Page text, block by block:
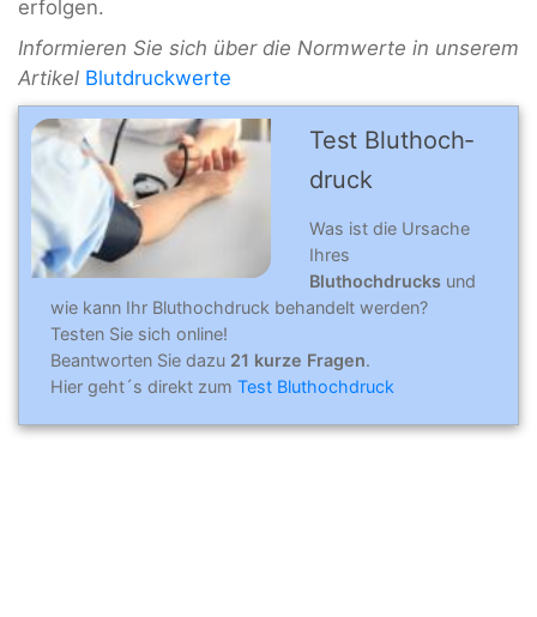
erfolgen.
Informieren Sie sich über die Normwerte in unserem
Artikel Blutdruckwerte
Test Blut­hoch­
druck
Was ist die Ursache
Ihres
Bluthochdrucks und
wie kann Ihr Bluthochdruck behandelt werden?
Testen Sie sich online!
Beantworten Sie dazu 21 kurze Fragen.
Hier geht´s direkt zum Test Bluthochdruck